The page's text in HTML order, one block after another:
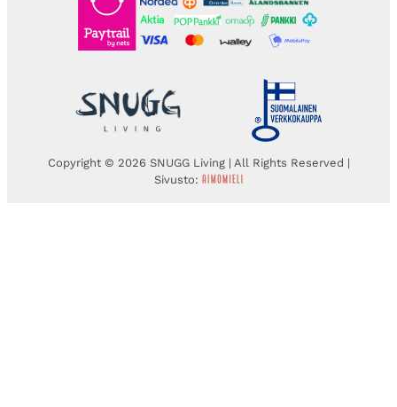
Copyright © 2026 SNUGG Living | All Rights Reserved |
Sivusto: